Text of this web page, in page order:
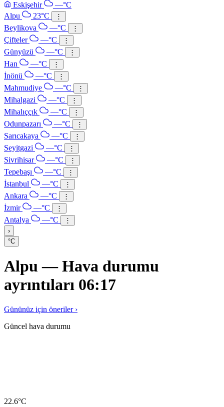
Eskişehir
—°C
Alpu
23°C ⋮
Beylikova —°C ⋮
Çifteler —°C ⋮
Günyüzü —°C ⋮
Han —°C ⋮
İnönü —°C ⋮
Mahmudiye —°C ⋮
Mihalgazi —°C ⋮
Mihalıççık —°C ⋮
Odunpazarı —°C ⋮
Sarıcakaya —°C ⋮
Seyitgazi —°C ⋮
Sivrihisar —°C ⋮
Tepebaşı —°C ⋮
İstanbul —°C ⋮
Ankara —°C ⋮
İzmir —°C ⋮
Antalya —°C
⋮
›
°C
Alpu — Hava durumu
ayrıntıları 06:17
Gününüz için öneriler ›
Güncel hava durumu
22.6°C